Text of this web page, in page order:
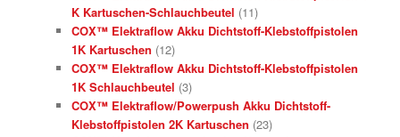
K Kartuschen-Schlauchbeutel (11)
COX™ Elektraflow Akku Dichtstoff-Klebstoffpistolen
1K Kartuschen (12)
COX™ Elektraflow Akku Dichtstoff-Klebstoffpistolen
1K Schlauchbeutel (3)
COX™ Elektraflow/Powerpush Akku Dichtstoff-
Klebstoffpistolen 2K Kartuschen (23)